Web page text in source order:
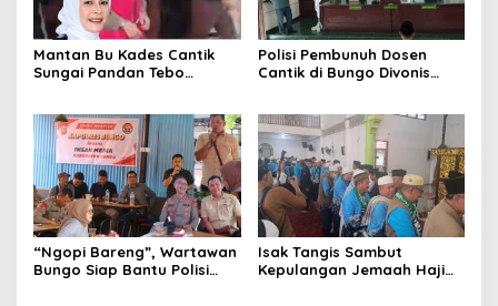
Mantan Bu Kades Cantik
Sungai Pandan Tebo
Polisi Pembunuh Dosen
Cantik di Bungo Divonis
“Ngopi Bareng”, Wartawan
Bungo Siap Bantu Polisi
Isak Tangis Sambut
Kepulangan Jemaah Haji